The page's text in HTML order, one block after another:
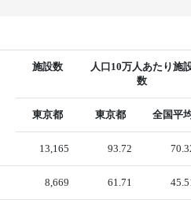
施設数
人口10万人あたり施
数
東京都 東京都 全国平
13,165 93.72
8,669 61.71